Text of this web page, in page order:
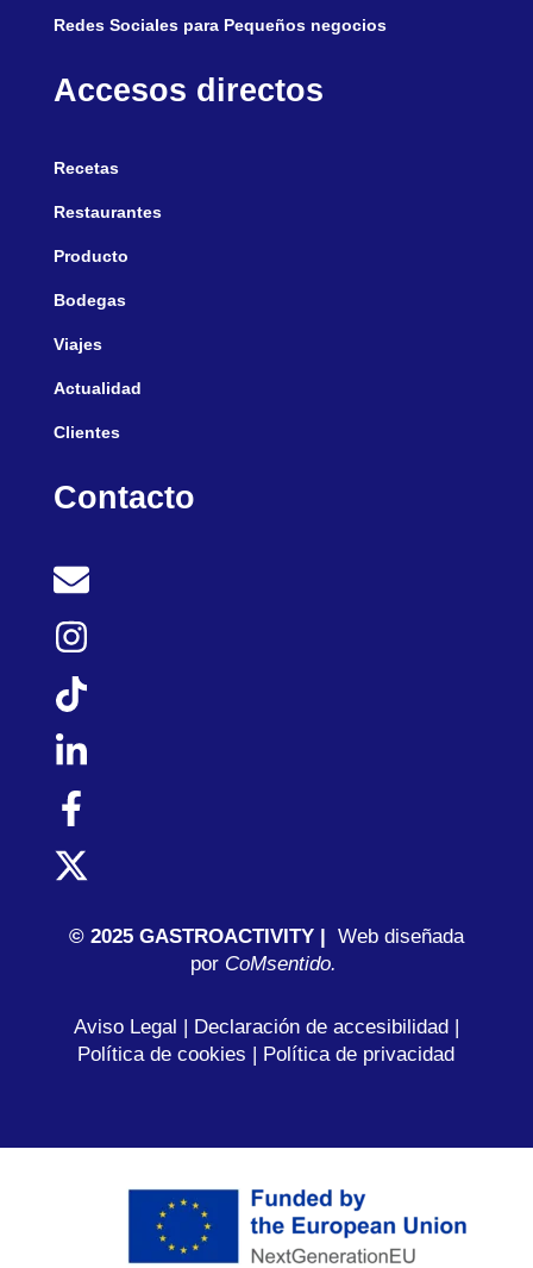
Redes Sociales para Pequeños negocios
Accesos directos
Recetas
Restaurantes
Producto
Bodegas
Viajes
Actualidad
Clientes
Contacto
© 2025 GASTROACTIVITY | Web diseñada
porCoMsentido.
Aviso Legal | Declaración de accesibilidad|
Política de cookies | Política de privacidad